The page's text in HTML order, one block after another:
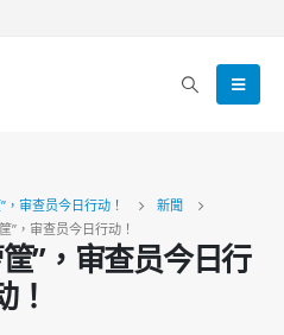
，审查员今日行动！
新聞
”，审查员今日行动！
”，审查员今日行
！